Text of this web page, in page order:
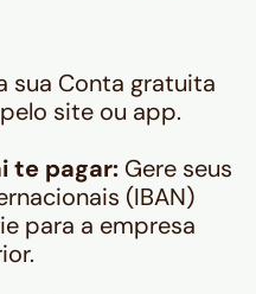
sua Conta gratuita
site ou app.
te pagar: Gere seus
(IBAN)
para a empresa